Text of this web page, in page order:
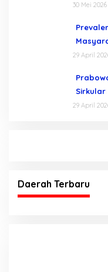
30 Mei 2026
29 April
Sirkular
29 April
Daerah Terbaru